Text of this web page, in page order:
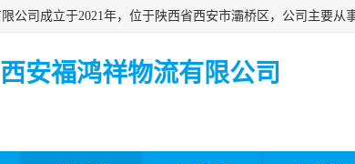
西安福鸿祥物流有限公司